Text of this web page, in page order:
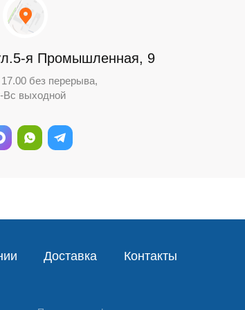
я Промышленная, 9
без перерыва,
выходной
Доставка Контакты